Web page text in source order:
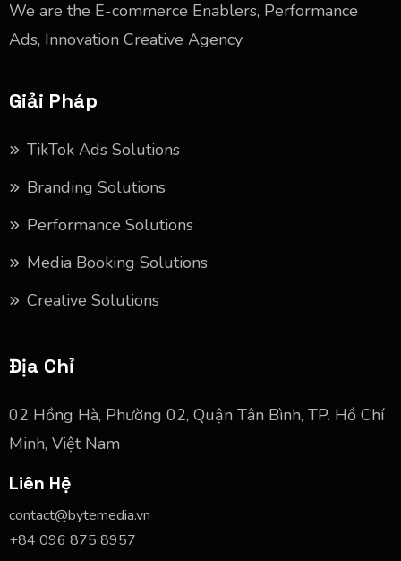
We are the E-commerce Enablers, Performance
Ads, Innovation Creative Agency
Giải Pháp
TikTok Ads Solutions
Branding Solutions
Performance Solutions
Media Booking Solutions
Creative Solutions
Địa Chỉ
02 Hồng Hà, Phường 02, Quận Tân Bình, TP. Hồ Chí
Minh, Việt Nam
Liên Hệ
contact@bytemedia.vn
+84 096 875 8957